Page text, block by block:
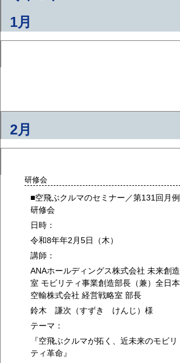
1月
2月
研修会
■空飛ぶクルマのセミナー／第131回月例
研修会
日時：
令和8年年2月5日（木）
講師：
ANAホールディングス株式会社 未来創造
室 モビリティ事業創造部長（兼）全日本
空輸株式会社 経営戦略室 部長
鈴木 謙次（すずき けんじ）様
テーマ：
『空飛ぶクルマが拓く、近未来のモビリ
ティ革命』